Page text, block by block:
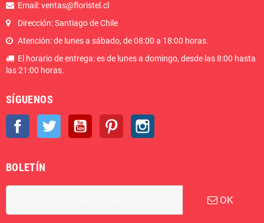
Email: ventas@floristel.cl
Dirección: Santiago de Chile
Atención: de lunes a sábado, de 08:00 a 18:00 horas.
El horario de entrega: es de lunes a domingo, desde las 8:00 hasta
las 21:00 horas.
SÍGUENOS
Facebook Twitter YouTube Pinterest
BOLETÍN
OK